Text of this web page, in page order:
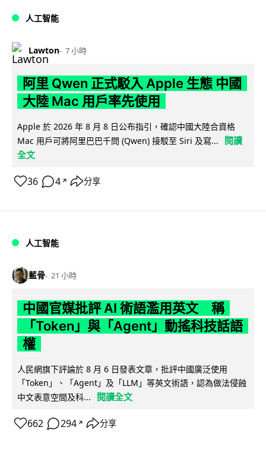
人工智能
Lawton 7 小時
阿里 Qwen 正式駁入 Apple 生態 中國
大陸 Mac 用戶率先使用
Apple 於 2026 年 8 月 8 日公布指引，確認中國大陸合資格
Mac 用戶可將阿里巴巴千問 (Qwen) 接駁至 Siri 及寫...
閱讀
全文
36 4 ↗ 分享
人工智能
藍骨 21 小時
中國官媒批評 AI 術語濫用英文 稱
「Token」與「Agent」動搖科技話語
權
人民網旗下評論於 8 月 6 日發表文章，批評中國廣泛使用
「Token」、「Agent」及「LLM」等英文術語，認為做法侵蝕
中文表意空間及科...
閱讀全文
662 294 ↗ 分享